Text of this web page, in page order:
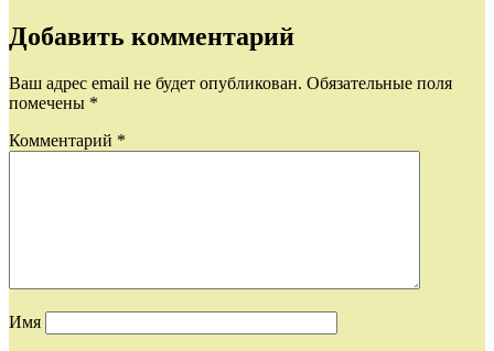
Добавить комментарий
Ваш адрес email не будет опубликован. Обязательные поля
помечены *
Комментарий *
Имя